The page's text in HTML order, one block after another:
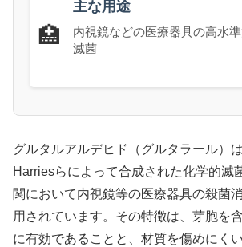
🏥
主な用途
内視鏡などの医療器具の高水
滅菌
グルタルアルデヒド（グルタラール）
Harriesらによって合成された化学的滅
関において内視鏡等の医療器具の殺菌
用されています。その特徴は、芽胞を
に有効であることと、材質を傷めにく